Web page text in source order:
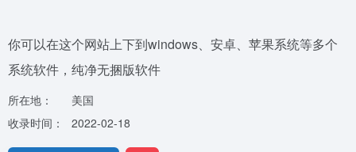
你可以在这个网站上下到windows、安卓、苹果系统等多个
系统软件，纯净无捆版软件
所在地：
美国
收录时间：
2022-02-18